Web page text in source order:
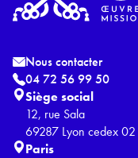
Nous contacter
04 72 56 99 50
Siège social
12, rue Sala
69287 Lyon cedex 02
Paris